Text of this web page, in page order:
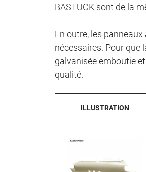
BASTUCK sont de la
En outre, les
nécessaires. Pour que
galvanisée emboutie
qualité.
ILLUSTRATION